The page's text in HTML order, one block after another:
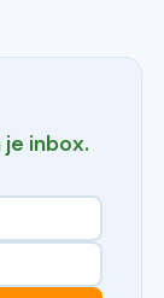
inbox.